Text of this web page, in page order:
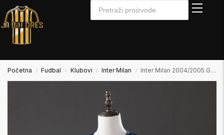
Početna / Fudbal / Klubovi / Inter Milan / Inter Milan 2004/2005 Gostujući Away2